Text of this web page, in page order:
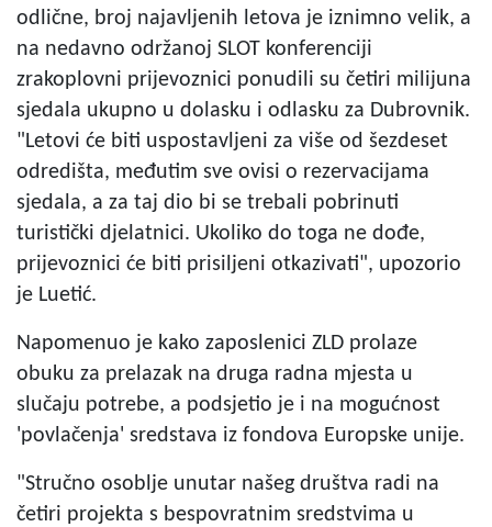
odlične, broj najavljenih letova je iznimno velik, a
na nedavno održanoj SLOT konferenciji
zrakoplovni prijevoznici ponudili su četiri milijuna
sjedala ukupno u dolasku i odlasku za Dubrovnik.
"Letovi će biti uspostavljeni za više od šezdeset
odredišta, međutim sve ovisi o rezervacijama
sjedala, a za taj dio bi se trebali pobrinuti
turistički djelatnici. Ukoliko do toga ne dođe,
prijevoznici će biti prisiljeni otkazivati", upozorio
je Luetić.
Napomenuo je kako zaposlenici ZLD prolaze
obuku za prelazak na druga radna mjesta u
slučaju potrebe, a podsjetio je i na mogućnost
'povlačenja' sredstava iz fondova Europske unije.
"Stručno osoblje unutar našeg društva radi na
četiri projekta s bespovratnim sredstvima u